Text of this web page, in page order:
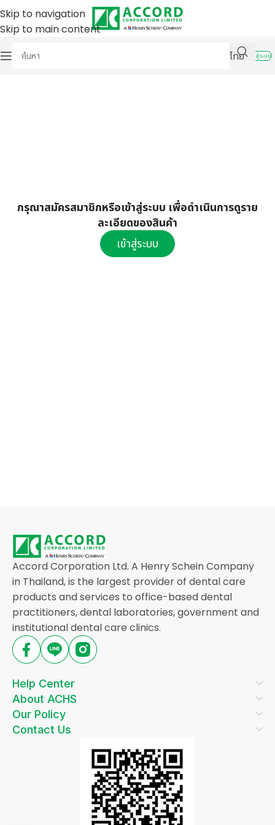
Skip to navigation
Skip to main content
ไทย
เข้าสู่ระบบ
กรุณาสมัครสมาชิกหรือเข้าสู่ระบบ เพื่อดำเนินการดูราย
ละเอียดของสินค้า
เข้าสู่ระบบ
Accord Corporation Ltd. A Henry Schein Company
in Thailand, is the largest provider of dental care
products and services to office-based dental
practitioners, dental laboratories, government and
institutional dental care clinics.
Help Center
About ACHS
Our Policy
Contact Us